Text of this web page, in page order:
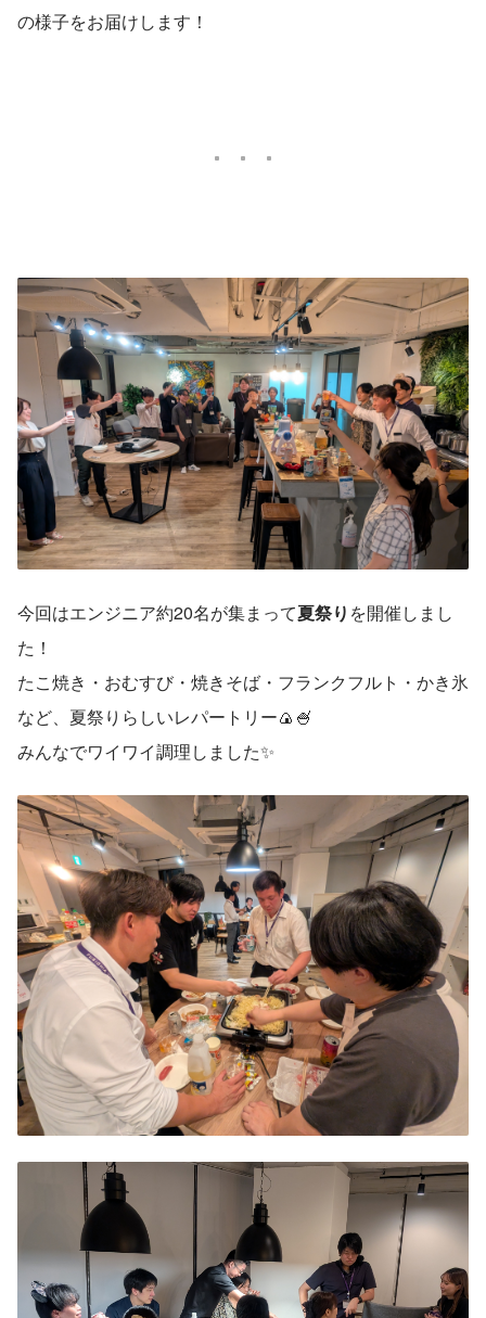
の様子をお届けします！
今回はエンジニア約20名が集まって夏祭り を開催しまし
た！
たこ焼き・おむすび・焼きそば・フランクフルト・かき氷
など、夏祭りらしいレパートリー🍙🍧
みんなでワイワイ調理しました✨